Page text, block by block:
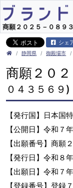
商願２０２５－０８９
シェ
静岡県 御殿場市
商願２０
０４３５６９)
【発行国】日本国
【公開日】令和７
【出願番号】商願
【発行日】令和８
【出願日】令和７
【登録番号】登録